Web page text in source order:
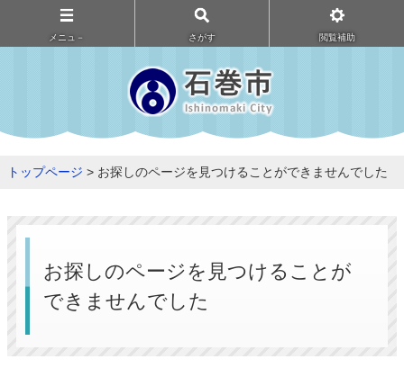
メニュ－ さがす 閲覧補助
トップページ > お探しのページを見つけることができませんでした
お探しのページを見つけることが
できませんでした